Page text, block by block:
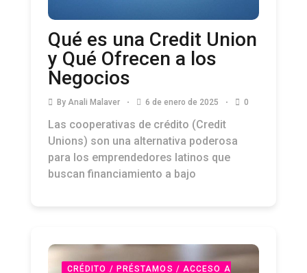
Qué es una Credit Union
y Qué Ofrecen a los
Negocios
By Anali Malaver 6 de enero de 2025 0
Las cooperativas de crédito (Credit
Unions) son una alternativa poderosa
para los emprendedores latinos que
buscan financiamiento a bajo
CRÉDITO / PRÉSTAMOS / ACCESO A